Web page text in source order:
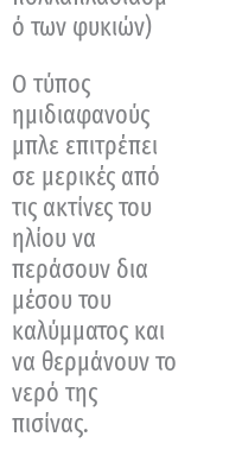
ό των φυκιών)
Ο τύπος
ημιδιαφανούς
μπλε επιτρέπει
σε μερικές από
τις ακτίνες του
ηλίου να
περάσουν δια
μέσου του
καλύμματος και
να θερμάνουν το
νερό της
πισίνας.